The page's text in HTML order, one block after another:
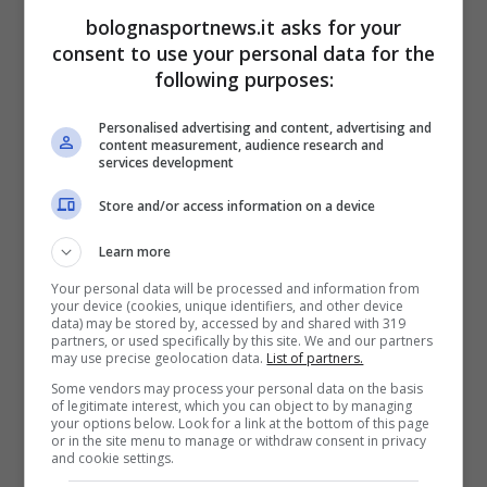
Real Madride che ha tutto per regalare a
questa squadra un importante salto di qualità.
Andiamo a vedere le ultime notizie che
arrivano da questo punto di vista.
Juve, occhi in casa Real
Madrid per un innesto per
Spalletti: ecco come stanno le
cose
attacco. Ma senza uscite è difficile
immaginare che possano esserci altri innesti.
Troppa, infatti, l’abbondanza in quel reparto.
bolognasportnews.it asks for your
consent to use your personal data for the
following purposes:
Personalised advertising and content, advertising and
content measurement, audience research and
services development
Store and/or access information on a device
Learn more
Your personal data will be processed and information from
your device (cookies, unique identifiers, and other device
data) may be stored by, accessed by and shared with 319
partners, or used specifically by this site. We and our partners
may use precise geolocation data. List of partners.
Some vendors may process your personal data on the basis
of legitimate interest, which you can object to by managing
your options below. Look for a link at the bottom of this page
or in the site menu to manage or withdraw consent in privacy
and cookie settings.